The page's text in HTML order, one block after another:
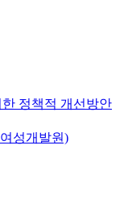
정책적 개선방안
성개발원)